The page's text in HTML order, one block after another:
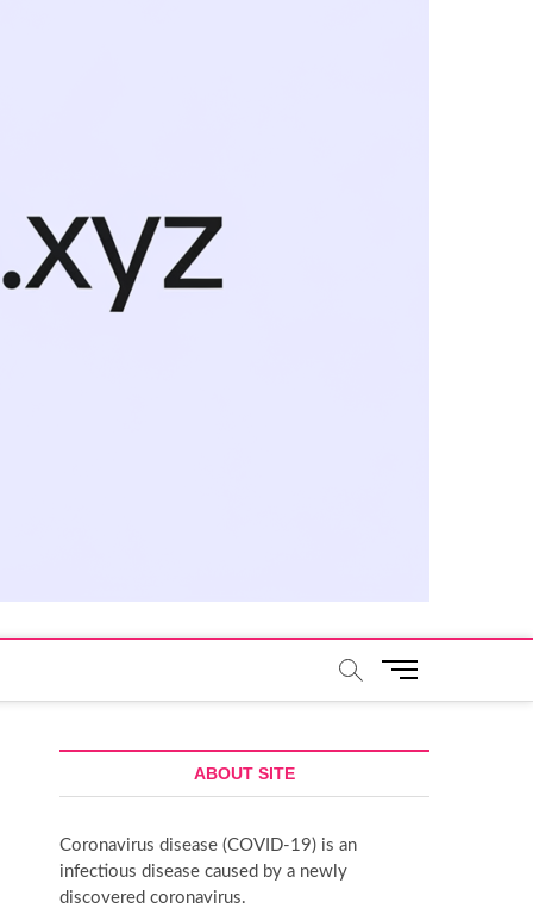
M
u
u
ABOUT SITE
Coronavirus disease (COVID-19) is an
infectious disease caused by a newly
discovered coronavirus.